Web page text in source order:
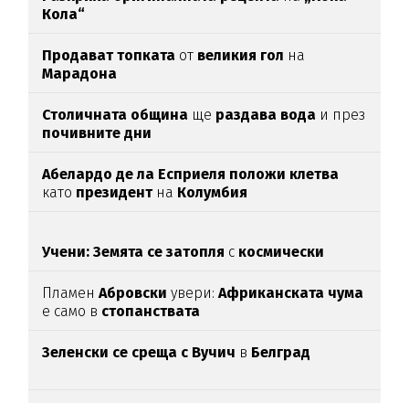
Кола“
Продават топката от великия гол на
Марадона
Столичната община ще раздава вода и през
почивните дни
Абелардо де ла Есприеля положи клетва
като президент на Колумбия
Учени: Земята се затопля с космически
ПламенАбровски увери:Африканската чума
е само в стопанствата
Зеленски се среща с Вучич в Белград